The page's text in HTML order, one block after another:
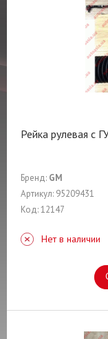
Рейка рулевая с
Бренд: GM
Артикул: 95209431
Код: 12147
Нет в наличии